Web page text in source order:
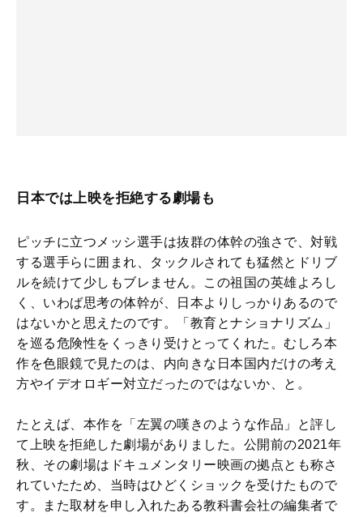
日本では上映を拒絶する劇場も
ピッチに立つメッシ選手は抜群の体幹の強さで、対戦
する選手らに囲まれ、タックルされても猛然とドリブ
ルを続けて少しもブレません。この祖国の英雄よろし
く、いわば思考の体幹が、日本よりしっかりあるので
はないかと思えたのです。「教育とナショナリズム」
を巡る危険性をくっきり受けとってくれた。むしろ本
作を色眼鏡で見たのは、内向きな日本国内だけの考え
方やイデオロギー対立だったのではないか、と。
たとえば、本作を「左翼の嘆きのような作品」と評し
て上映を拒絶した劇場がありました。公開前の2021年
秋、その劇場はドキュメンタリー映画の拠点とも称さ
れていたため、当時はひどくショックを受けたもので
す。また取材を申し入れたある教科書会社の編集者で